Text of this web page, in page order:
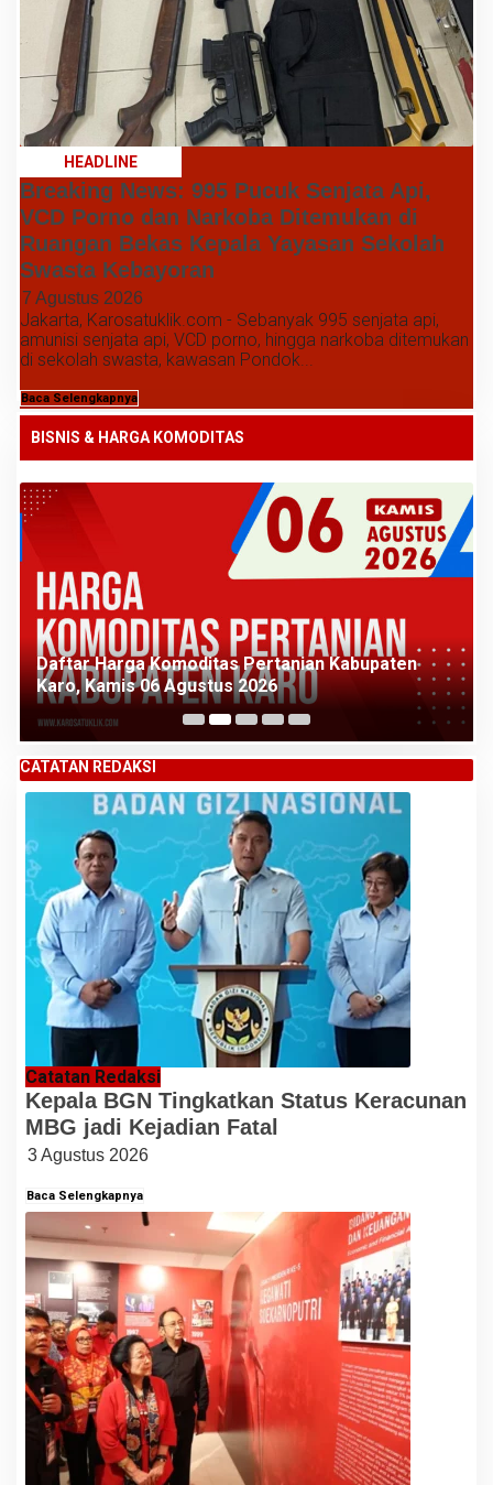
HEADLINE
Breaking News: 995 Pucuk Senjata Api,
VCD Porno dan Narkoba Ditemukan di
Ruangan Bekas Kepala Yayasan Sekolah
Swasta Kebayoran
7 Agustus 2026
Jakarta, Karosatuklik.com - Sebanyak 995 senjata api,
amunisi senjata api, VCD porno, hingga narkoba ditemukan
di sekolah swasta, kawasan Pondok...
Baca Selengkapnya
BISNIS & HARGA KOMODITAS
Daftar Harga Komoditas Pertanian Kabupaten
Karo, Kamis 06 Agustus 2026
CATATAN REDAKSI
Catatan Redaksi
Kepala BGN Tingkatkan Status Keracunan
MBG jadi Kejadian Fatal
3 Agustus 2026
Baca Selengkapnya